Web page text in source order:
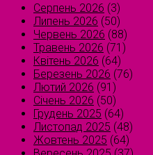
Серпень 2026 (3)
Липень 2026 (50)
Червень 2026 (88)
Травень 2026 (71)
Квітень 2026 (64)
Березень 2026 (76)
Лютий 2026 (91)
Січень 2026 (50)
Грудень 2025 (64)
Листопад 2025 (48)
Жовтень 2025 (64)